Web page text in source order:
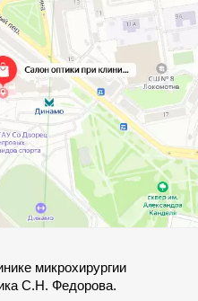
микрохирургии
С.Н. Федорова.